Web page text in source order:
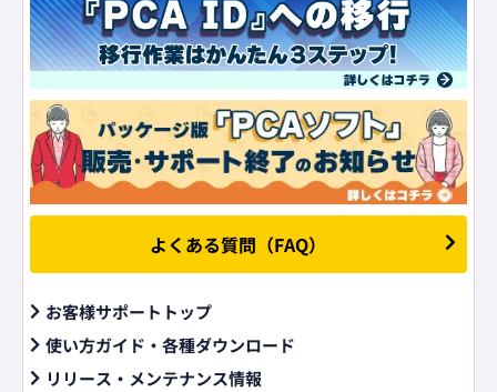
よくある質問（FAQ）
お客様サポートトップ
使い方ガイド・各種ダウンロード
リリース・メンテナンス情報